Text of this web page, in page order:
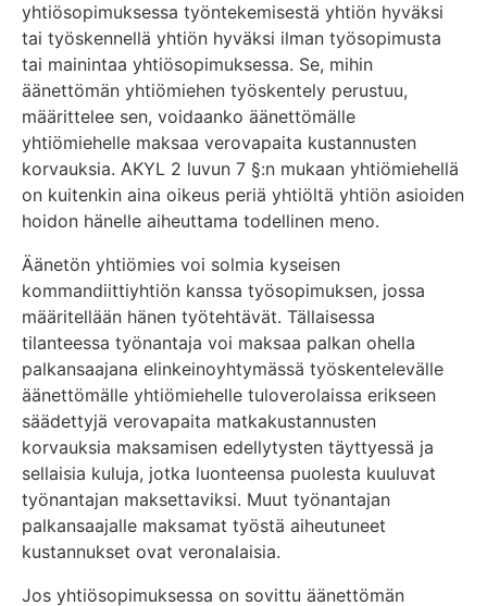
yhtiösopimuksessa työntekemisestä yhtiön hyväksi
tai työskennellä yhtiön hyväksi ilman työsopimusta
tai mainintaa yhtiösopimuksessa. Se, mihin
äänettömän yhtiömiehen työskentely perustuu,
määrittelee sen, voidaanko äänettömälle
yhtiömiehelle maksaa verovapaita kustannusten
korvauksia. AKYL 2 luvun 7 §:n mukaan yhtiömiehellä
on kuitenkin aina oikeus periä yhtiöltä yhtiön asioiden
hoidon hänelle aiheuttama todellinen meno.
Äänetön yhtiömies voi solmia kyseisen
kommandiittiyhtiön kanssa työsopimuksen, jossa
määritellään hänen työtehtävät. Tällaisessa
tilanteessa työnantaja voi maksaa palkan ohella
palkansaajana elinkeinoyhtymässä työskentelevälle
äänettömälle yhtiömiehelle tuloverolaissa erikseen
säädettyjä verovapaita matkakustannusten
korvauksia maksamisen edellytysten täyttyessä ja
sellaisia kuluja, jotka luonteensa puolesta kuuluvat
työnantajan maksettaviksi. Muut työnantajan
palkansaajalle maksamat työstä aiheutuneet
kustannukset ovat veronalaisia.
Jos yhtiösopimuksessa on sovittu äänettömän